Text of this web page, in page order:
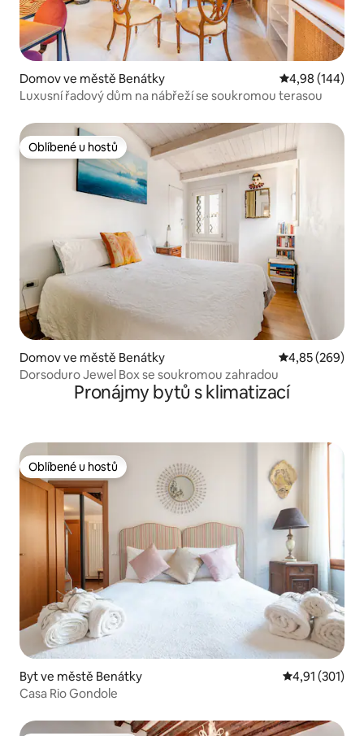
Domov ve městě Benátky Průměrné
4,98 (144)
Luxusní řadový dům na nábřeží se soukromou terasou
Oblíbené u hostů
Oblíbené u hostů
Domov ve městě Benátky Průměrné
4,85 (269)
Dorsoduro Jewel Box se soukromou zahradou
Pronájmy bytů s klimatizací
Oblíbené u hostů
Oblíbené u hostů
Byt ve městě Benátky Průměrné
4,91 (301)
Casa Rio Gondole